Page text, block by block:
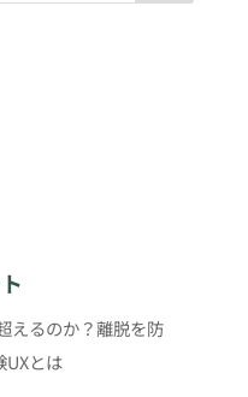
えるのか？離脱を防
UXとは